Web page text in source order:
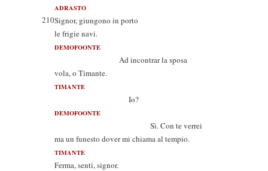
ADRASTO
210Signor, giungono in porto
le frigie navi.
DEMOFOONTE
Ad incontrar la sposa
vola, o Timante.
TIMANTE
Io?
DEMOFOONTE
Sì. Con te verrei
ma un funesto dover mi chiama al tempio.
TIMANTE
Ferma, senti, signor.